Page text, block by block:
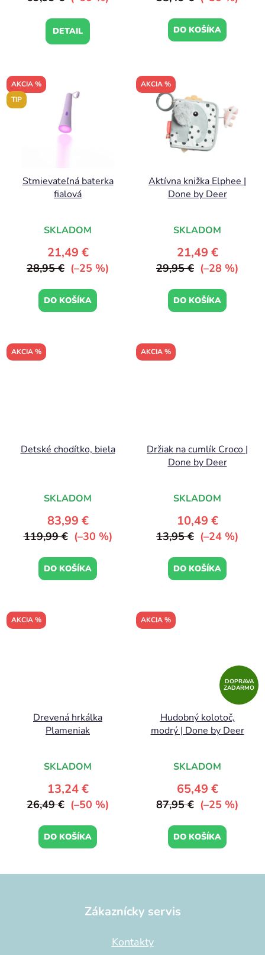
DETAIL DO KOŠÍKA
AKCIA %
TIP
Stmievateľná baterka
fialová
SKLADOM
21,49 €
28,95 € (–25 %)
DO KOŠÍKA
AKCIA %
Aktívna knižka Elphee |
Done by Deer
SKLADOM
21,49 €
29,95 € (–28 %)
DO KOŠÍKA
AKCIA %
Detské chodítko, biela
SKLADOM
83,99 €
119,99 € (–30 %)
DO KOŠÍKA
AKCIA %
Držiak na cumlík Croco |
Done by Deer
SKLADOM
10,49 €
13,95 € (–24 %)
DO KOŠÍKA
AKCIA %
Drevená hrkálka
Plameniak
SKLADOM
13,24 €
26,49 € (–50 %)
DO KOŠÍKA
AKCIA %
DOPRAVA
ZADARMO
Hudobný kolotoč,
modrý | Done by Deer
SKLADOM
65,49 €
87,95 € (–25 %)
DO KOŠÍKA
Zákaznícky servis
Kontakty